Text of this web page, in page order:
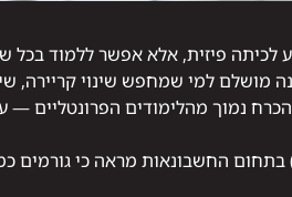
לכיתה פיזית, אלא אפשר ללמוד בכל
מושלם למי שמחפש שינוי קריירה,
אינו בהכרח נמוך מהלימודים